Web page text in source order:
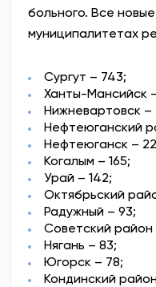
больного. Все
муниципалитетах
Сургут – 743;
Ханты-Мансийск
Нижневартовск –
Нефтеюганский
Нефтеюганск –
Когалым – 165;
Урай – 142;
Октябрьский
Радужный – 93;
Советский район
Нягань – 83;
Югорск – 78;
Кондинский